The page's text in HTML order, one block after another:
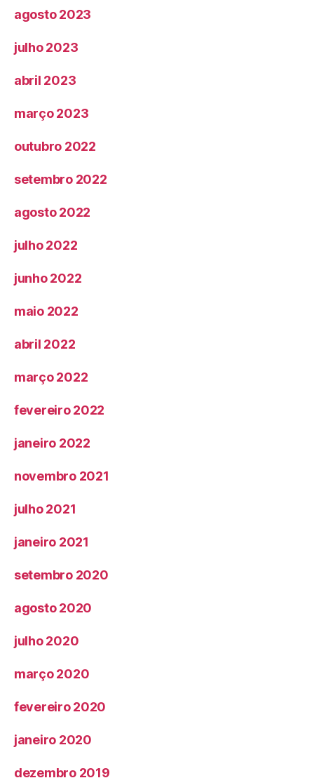
agosto 2023
julho 2023
abril 2023
março 2023
outubro 2022
setembro 2022
agosto 2022
julho 2022
junho 2022
maio 2022
abril 2022
março 2022
fevereiro 2022
janeiro 2022
novembro 2021
julho 2021
janeiro 2021
setembro 2020
agosto 2020
julho 2020
março 2020
fevereiro 2020
janeiro 2020
dezembro 2019